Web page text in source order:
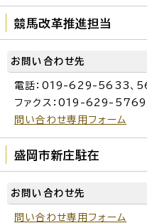
競馬改革推進担当
お問い合わせ先
電話：019-629-5633、
ファクス：019-629-5769
問い合わせ専用フォーム
盛岡市新庄駐在
お問い合わせ先
問い合わせ専用フォーム